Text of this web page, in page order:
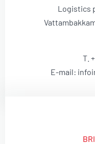
Logistics
T.
E-mail: